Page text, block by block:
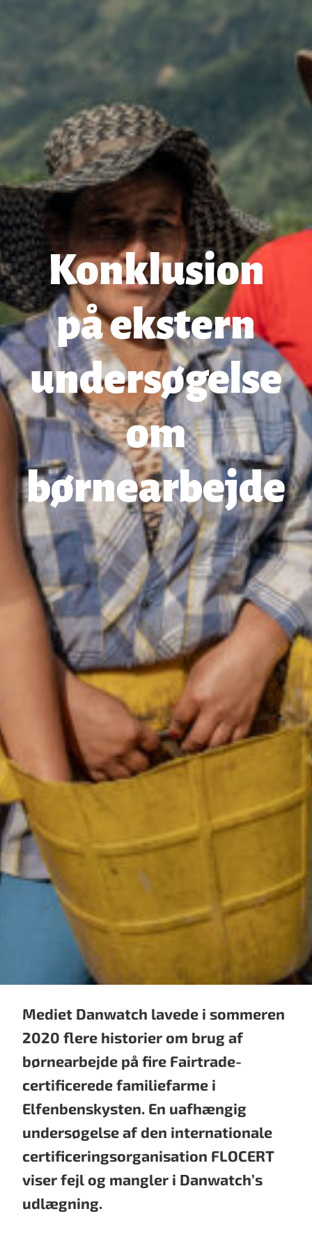
Konklusion
på ekstern
undersøgelse
om
børnearbejde
Mediet Danwatch lavede i sommeren
2020 flere historier om brug af
børnearbejde på fire Fairtrade-
certificerede familiefarme i
Elfenbenskysten. En uafhængig
undersøgelse af den internationale
certificeringsorganisation FLOCERT
viser fejl og mangler i Danwatch’s
udlægning.